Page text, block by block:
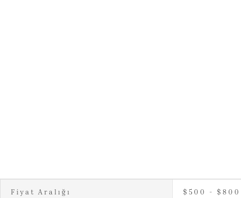
Fiyat Aralığı $500 - $800